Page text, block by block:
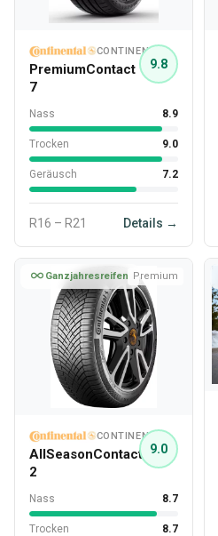
CONTINENTAL
PremiumContact
7
9.8
Nass 8.9
Trocken 9.0
Geräusch 7.2
R16 – R21 Details →
Ganzjahresreifen Premium
CONTINENTAL
AllSeasonContact
2
9.0
Nass 8.7
Trocken 8.7